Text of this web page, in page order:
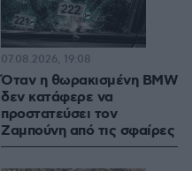
Όταν η θωρακισμένη BMW
δεν κατάφερε να
προστατεύσει τον
Ζαμπούνη από τις σφαίρες
07.08.2026, 19:08